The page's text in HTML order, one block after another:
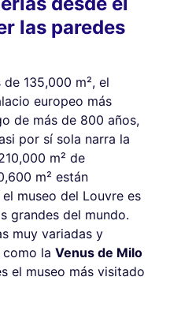
las paredes
135,000 m², el
europeo más
de más de 800 años,
por sí sola narra la
m² de
m² están
museo del Louvre es
grandes del mundo.
muy variadas y
la Venus de Milo
el museo más visitado